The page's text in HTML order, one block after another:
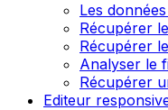
Les
Récupérer
Récupérer
Analyser le
Récupérer
Editeur